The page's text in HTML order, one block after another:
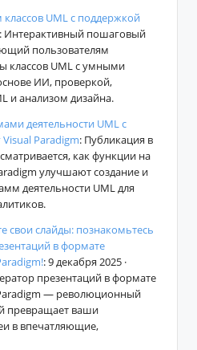
UML с поддержкой
: Интерактивный пошаговый
пользователям
классов UML с умными
ИИ, проверкой,
и анализом дизайна.
деятельности UML с
Paradigm: Публикация в
как функции на
улучшают создание и
деятельности UML для
свои слайды: познакомьтесь
в формате
: 9 декабря 2025 ·
презентаций в формате
— революционный
превращает ваши
в впечатляющие,